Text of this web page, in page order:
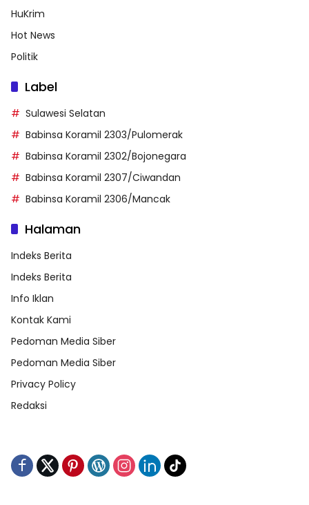
HuKrim
Hot News
Politik
Label
Sulawesi Selatan
Babinsa Koramil 2303/Pulomerak
Babinsa Koramil 2302/Bojonegara
Babinsa Koramil 2307/Ciwandan
Babinsa Koramil 2306/Mancak
Halaman
Indeks Berita
Indeks Berita
Info Iklan
Kontak Kami
Pedoman Media Siber
Pedoman Media Siber
Privacy Policy
Redaksi